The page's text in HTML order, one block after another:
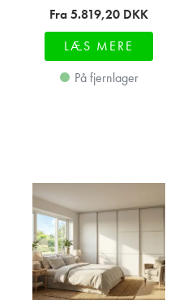
Fra 5.819,20 DKK
LÆS MERE
På fjernlager